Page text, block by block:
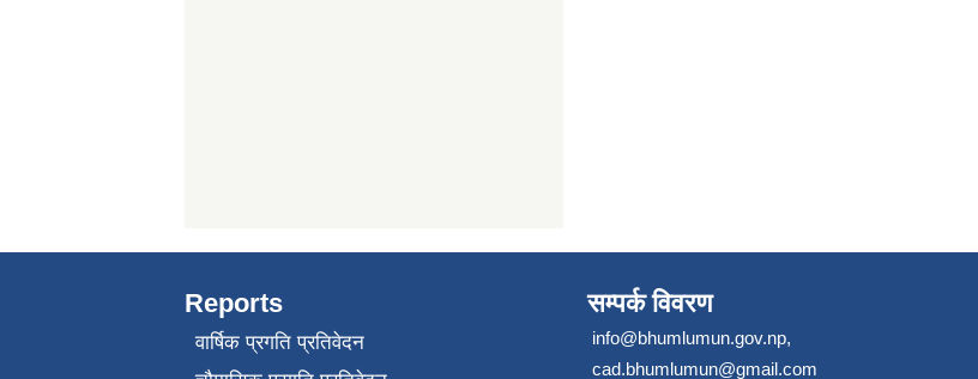
Reports
वार्षिक प्रगति प्रतिवेदन
सम्पर्क विवरण
info@bhumlumun.gov.np,
cad.bhumlumun@gmail.com